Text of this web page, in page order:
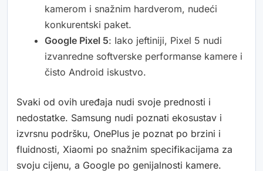
kamerom i snažnim hardverom, nudeći
konkurentski paket.
Google Pixel 5: Iako jeftiniji, Pixel 5 nudi
izvanredne softverske performanse kamere i
čisto Android iskustvo.
Svaki od ovih uređaja nudi svoje prednosti i
nedostatke. Samsung nudi poznati ekosustav i
izvrsnu podršku, OnePlus je poznat po brzini i
fluidnosti, Xiaomi po snažnim specifikacijama za
svoju cijenu, a Google po genijalnosti kamere.